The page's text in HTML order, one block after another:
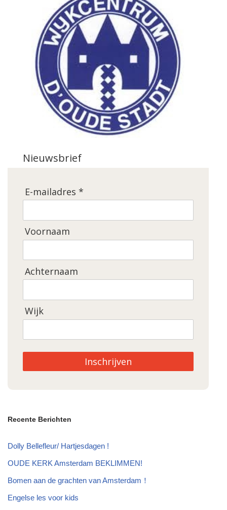
Nieuwsbrief
E-mailadres *
Voornaam
Achternaam
Wijk
Inschrijven
Recente Berichten
Dolly Bellefleur/ Hartjesdagen !
OUDE KERK Amsterdam BEKLIMMEN!
Bomen aan de grachten van Amsterdam！
Engelse les voor kids